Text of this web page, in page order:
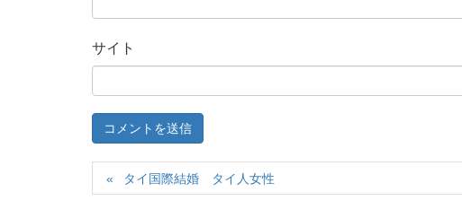
サイト
タイ国際結婚 タイ人女性